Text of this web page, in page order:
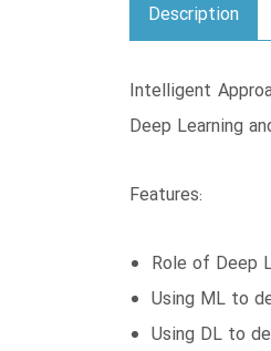
Description
Intelligent
Deep Learning
Features:
Role of Deep
Using ML to
Using DL to